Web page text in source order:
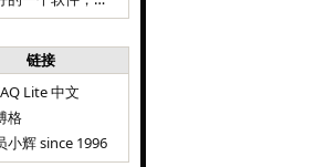
链接
Lite 中文
格
小辉 since 1996